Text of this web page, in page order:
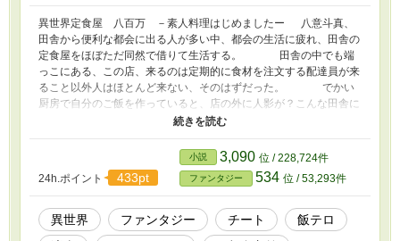
異世界定食屋 八百万 －素人料理はじめましたー 八意斗真、
田舎から便利な都会に出る人が多い中、都会の生活に疲れ、田舎の
定食屋をほぼただ同然で借りて生活する。 田舎の中でも端
っこにある、この店、来るのは定期的に食材を注文する配達員が来
ること以外人はほとんど来ない、そのはずだった。 でかい
厨房で自分のご飯を作っていると、店の外に人影が？こんな田舎に
人影？まさか物の怪か？と思い開けてみると、そこには人が、しか
もけもみみ、コスプレじゃなく本物っぽい！？ どういう原
理か知らないが、異世界の何処かの国？の端っこに俺の店は繋がっ
ているみたいだ。 だからどうしたと、俺は引きこもり、生
活をしているのだが、料理を作ると、その匂いに釣られて人が一人
二人とちらほら、しょうがないから、そいつらの分も作ってやって
いると、いつの間にか、料理の店と勘違いされる事に、料理人でも
ないので大した料理は作れないのだが・・・。 そんな主人
24h.ポイント 433pt
小説 3,090 位 / 228,724件
ファンタジー 534 位 / 53,293件
異世界 ファンタジー チート
飯テロ